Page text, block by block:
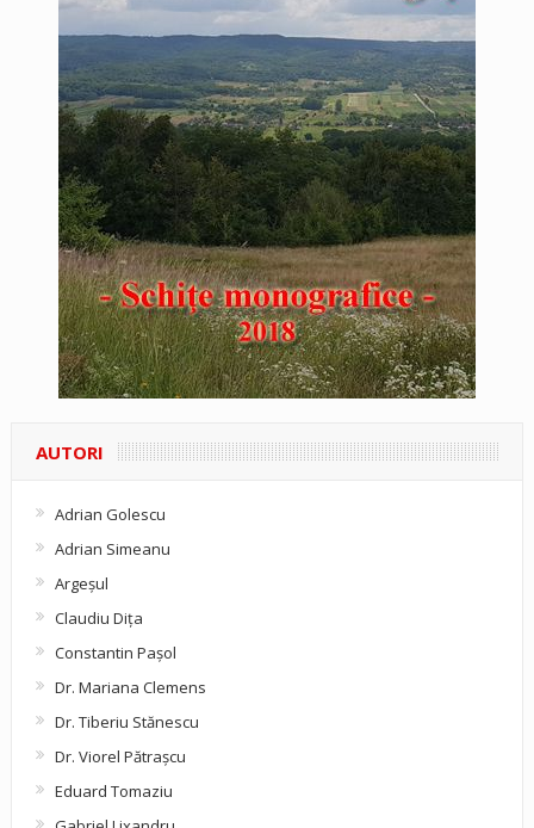
AUTORI
Adrian Golescu
Adrian Simeanu
Argeşul
Claudiu Diţa
Constantin Pașol
Dr. Mariana Clemens
Dr. Tiberiu Stănescu
Dr. Viorel Pătraşcu
Eduard Tomaziu